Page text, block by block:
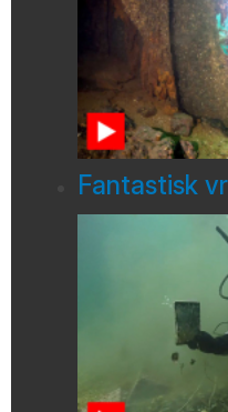
Fantastisk